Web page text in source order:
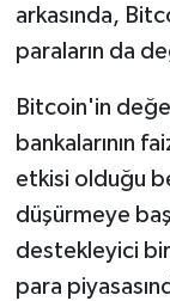
arkasında,
paraların da
Bitcoin'in
bankalarının
etkisi olduğu
düşürmeye
destekleyici
para
KİM
KİTAP
OTOMOBİL